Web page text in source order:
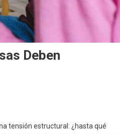
Deben
tensión estructural: ¿hasta qué